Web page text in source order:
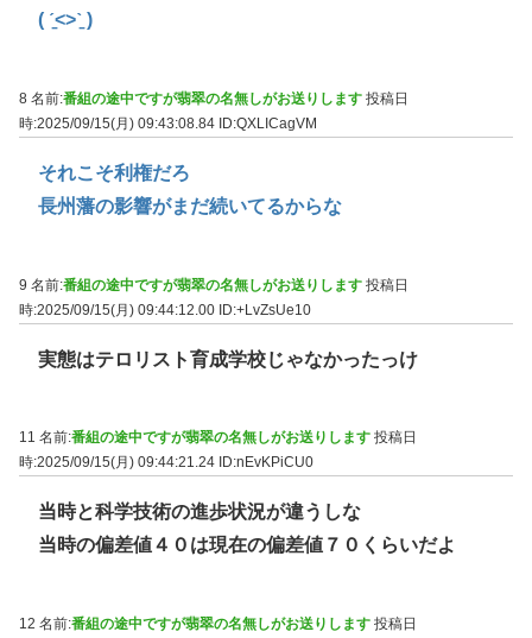
( ˊ̱˂˃ˋ̱ )
8 名前:番組の途中ですが翡翠の名無しがお送りします 投稿日
時:2025/09/15(月) 09:43:08.84 ID:QXLICagVM
それこそ利権だろ
長州藩の影響がまだ続いてるからな
9 名前:番組の途中ですが翡翠の名無しがお送りします 投稿日
時:2025/09/15(月) 09:44:12.00 ID:+LvZsUe10
実態はテロリスト育成学校じゃなかったっけ
11 名前:番組の途中ですが翡翠の名無しがお送りします 投稿日
時:2025/09/15(月) 09:44:21.24 ID:nEvKPiCU0
当時と科学技術の進歩状況が違うしな
当時の偏差値４０は現在の偏差値７０くらいだよ
12 名前:番組の途中ですが翡翠の名無しがお送りします 投稿日